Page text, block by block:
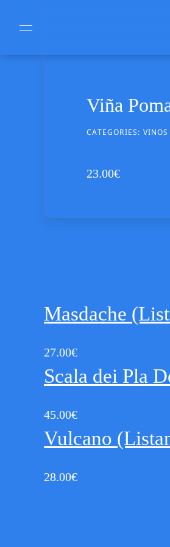
Viña
CATEGORIES: VINOS
23.00€
Masdache
27.00€
Scala dei Pla
45.00€
Vulcano
28.00€